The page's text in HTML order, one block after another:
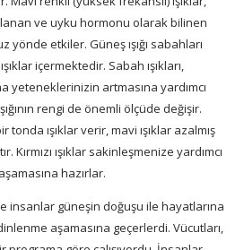
ve uyku hormonu olarak bilinen
etkiler. Güneş ışığı sabahları
içermektedir. Sabah ışıkları,
yeteneklerinizin artmasına yardımcı
rengi de önemli ölçüde değişir.
tonda ışıklar verir, mavi ışıklar azalmış
Kırmızı ışıklar sakinleşmenize yardımcı
hazırlar.
insanlar güneşin doğuşu ile hayatlarına
aşamasına geçerlerdi. Vücutları,